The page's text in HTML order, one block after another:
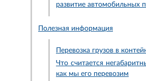
развитие автомобильных
Полезная информация
Перевозка грузов в
Что считается
как мы его перевозим